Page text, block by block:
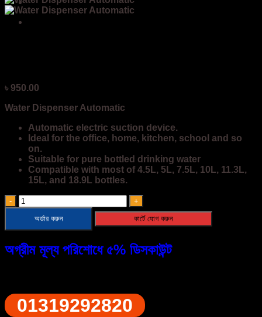
৳ 950.00
Water Dispenser Automatic
Automatic electric suction device.
Ideal for the office, home, kitchen, school and so
on.
Suitable for pure bottled drinking water
Compatible with most of 4.5L, 5L, 7.5L, 10L, 11.3L,
15L, and 18.9L bottles.
Water
Dispenser
Automatic
quantity
অর্ডার করুন কার্টে যোগ করুন
অগ্রীম মূল্য পরিশোধে ৫% ডিসকাউন্ট
01319292820